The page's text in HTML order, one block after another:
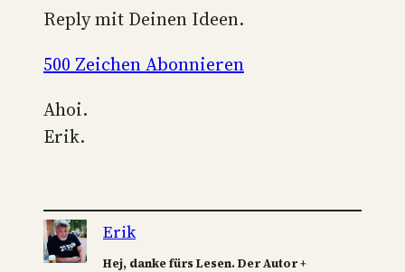
Reply mit Deinen Ideen.
500 Zeichen Abonnieren
Ahoi.
Erik.
Erik
Hej, danke fürs Lesen. Der Autor +